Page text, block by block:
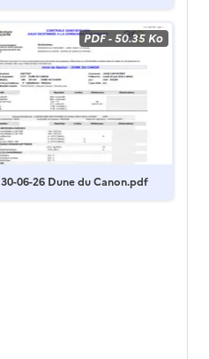
PDF-50.35 Ko
30-06-26 Dune du Canon.pdf